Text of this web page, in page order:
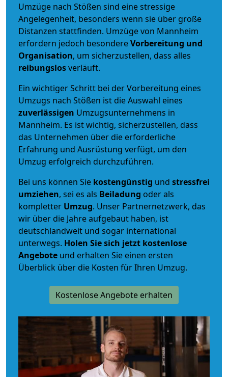
Umzüge nach Stößen sind eine stressige
Angelegenheit, besonders wenn sie über große
Distanzen stattfinden. Umzüge von Mannheim
erfordern jedoch besondereVorbereitung und
Organisation, um sicherzustellen, dass alles
reibungslosverläuft.
Ein wichtiger Schritt bei der Vorbereitung eines
Umzugs nach Stößen ist die Auswahl eines
zuverlässigen Umzugsunternehmens in
Mannheim. Es ist wichtig, sicherzustellen, dass
das Unternehmen über die erforderliche
Erfahrung und Ausrüstung verfügt, um den
Umzug erfolgreich durchzuführen.
Bei uns können Sie kostengünstig und stressfrei
umziehen, sei es als Beiladung oder als
kompletter Umzug. Unser Partnernetzwerk, das
wir über die Jahre aufgebaut haben, ist
deutschlandweit und sogar international
unterwegs. Holen Sie sich jetzt kostenlose
Angebote und erhalten Sie einen ersten
Überblick über die Kosten für Ihren Umzug.
Kostenlose Angebote erhalten